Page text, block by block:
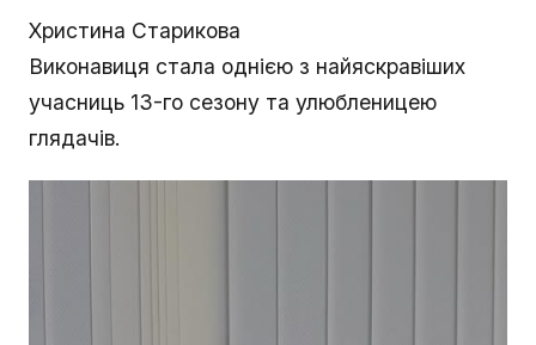
Христина Старикова
Виконавиця стала однією з найяскравіших
учасниць 13-го сезону та улюбленицею
глядачів.